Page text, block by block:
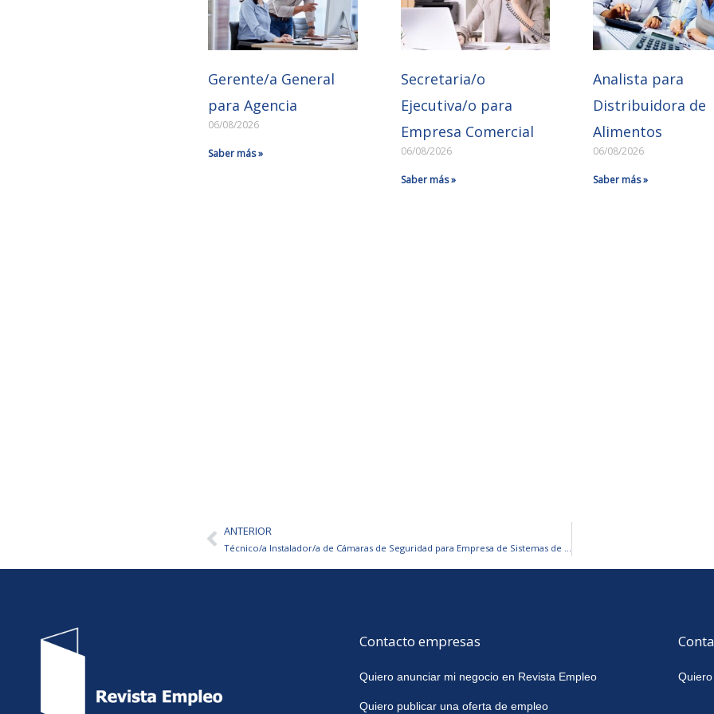
Gerente/a General
para Agencia
06/08/2026
Saber más »
Secretaria/o
Ejecutiva/o para
Empresa Comercial
06/08/2026
Saber más »
Analista para
Distribuidora de
Alimentos
06/08/2026
Saber más »
AntANTERIOR
Contacto empresas
Quiero anunciar mi negocio en Revista Empleo
Quiero publicar una oferta de empleo